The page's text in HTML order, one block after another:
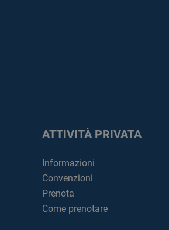
ATTIVITÀ PRIVATA
Informazioni
Convenzioni
Prenota
Come prenotare